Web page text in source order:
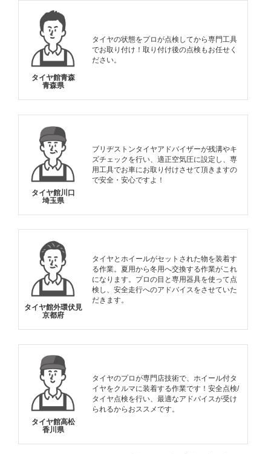
タイヤ館青森
青森県
タイヤの状態をプロが点検してから専門工具
でお取り付け！取り付け後の点検もお任せく
ださい。
タイヤ館川口
埼玉県
ブリヂストンタイヤアドバイザーが残溝やキ
ズチェックを行い、適正空気圧に設定し、専
用工具でお車にお取り付けさせて頂きますの
で安全・安心ですよ！
タイヤ館外環伏見
京都府
タイヤとホイールがセットされた物を装着す
る作業。夏用から冬用へ交換する作業がこれ
になります。プロの目と専用器具を使って点
検し、安全走行へのアドバイスをさせていた
だきます。
タイヤ館高松
香川県
タイヤのプロが専門店技術で、ホイール付タ
イヤをクルマに装着する作業です！安全点検/
タイヤ点検を行い、最適なアドバイスが受け
られるからおススメです。